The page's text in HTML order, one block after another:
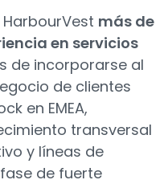
más de
en servicios
de incorporarse al
de clientes
en EMEA,
transversal
y líneas de
de fuerte